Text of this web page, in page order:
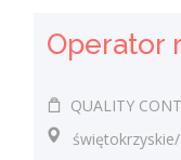
QUALITY CONTROL
świętokrzyskie/